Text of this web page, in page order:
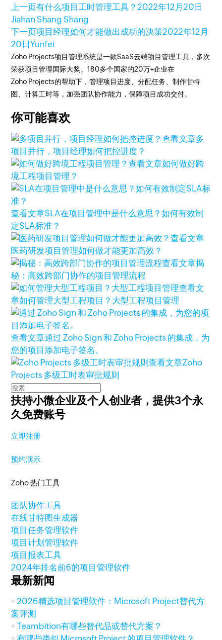
上一页有什么项目工时管理工具？2022年12月20日
Jiahan Shang Shang
下一页项目经理如何才能做出成功的决策2022年12月
20日Yunfei
Zoho Projects项目管理系统是一款SaaS云端项目管理工具，多次
荣获项目管理国际大奖。180多个国家的20万+企业在
Zoho Projects的帮助下，管理项目进度、分配任务、制作甘特
图、计算工时等，加强团队协作能力，保障项目成功交付。
你可能喜欢
查看文章多
项目并行，项目经理如何把控进度？
查看文章如何做好跨
境工程项目管理？
查看文章SLA在项目管理中是什么意思？如何有效制
定SLA标准？
查看文章
医药研发项目管理如何做才能更加高效？
查看文章揭
秘：高效跨部门协作的项目管理流程
查看文
章如何管理大型工程项目？大型工程项目管理
查看文章通过 Zoho Sign 和 Zoho Projects 的集成，为
您的项目添加电子签名。
查看文章Zoho
Projects 多级工时表审批规则
扶持小微企业及个人创业者，提供3个永
久免费账号
立即注册
预约演示
Zoho 热门工具
团队协作工具
在线甘特图生成器
项目任务管理软件
项目计划管理软件
项目报表工具
2024年排名前6的项目管理软件
最新新闻
2026精选项目管理软件：Microsoft Project替代方
案评测
Teambition有哪些替代品或替代方案？